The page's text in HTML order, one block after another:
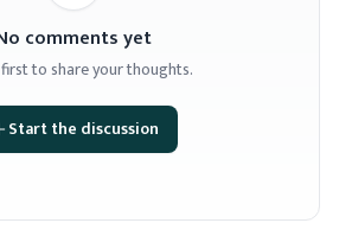
comments yet
to share your thoughts.
Start the discussion